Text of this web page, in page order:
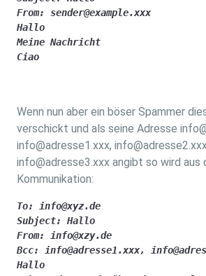
From: sender@example.xxx
Hallo
Meine Nachricht
Ciao
Wenn nun aber ein böser Spammer
verschickt und als seine Adresse
info@adresse1.xxx,
info@adresse3.xxx angibt so wird aus
Kommunikation:
To: info@xyz.de
Subject: Hallo
From: info@xzy.de
Bcc: info@adresse1.xxx,
Hallo